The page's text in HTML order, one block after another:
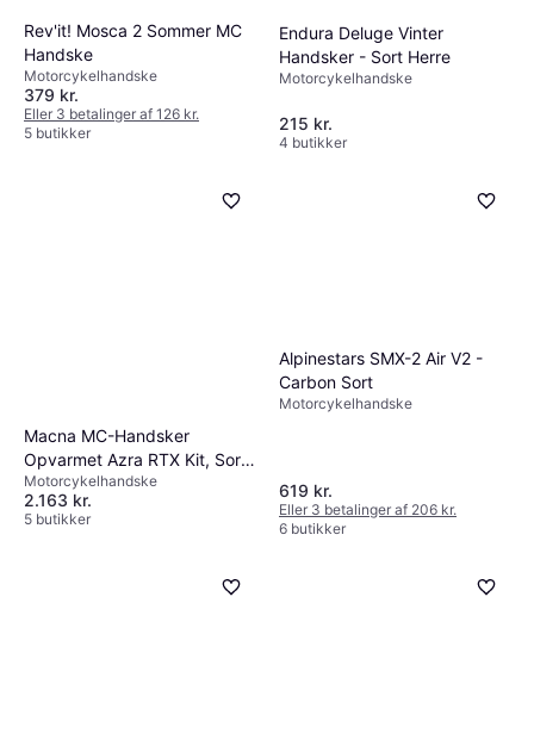
Rev'it! Mosca 2 Sommer MC
Handske
Motorcykelhandske
379 kr.
Eller 3 betalinger af 126 kr.
5 butikker
Endura Deluge Vinter
Handsker - Sort Herre
Motorcykelhandske
215 kr.
4 butikker
Macna MC-Handsker
Opvarmet Azra RTX Kit, Sort
Herre, Unisex
Motorcykelhandske
2.163 kr.
5 butikker
Alpinestars SMX-2 Air V2 -
Carbon Sort
Motorcykelhandske
619 kr.
Eller 3 betalinger af 206 kr.
6 butikker